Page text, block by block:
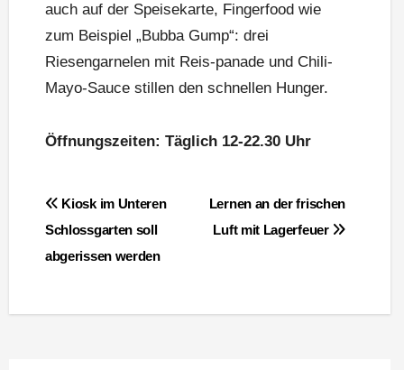
auch auf der Speisekarte, Fingerfood wie
zum Beispiel „Bubba Gump“: drei
Riesengarnelen mit Reis-panade und Chili-
Mayo-Sauce stillen den schnellen Hunger.
Öffnungszeiten: Täglich 12-22.30 Uhr
BeitragsnavigationLernen an der frischen
Luft mit Lagerfeuer
Kiosk im Unteren
Schlossgarten soll
abgerissen werden